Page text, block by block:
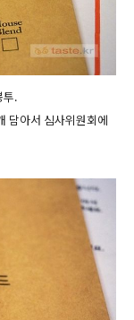
투.
담아서 심사위원회에